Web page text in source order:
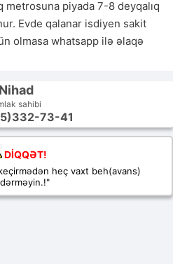
metrosuna piyada 7-8 deyqalıq
Evde qalanar isdiyen sakit
olmasa whatsapp ilə əlaqə
Nihad
sahibi
73-41
DİQQƏT!
heç vaxt beh(avans)